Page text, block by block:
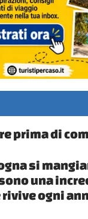
prima di
si
una
ogni